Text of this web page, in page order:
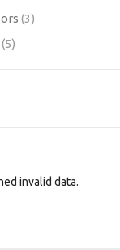
(3)
(5)
invalid data.